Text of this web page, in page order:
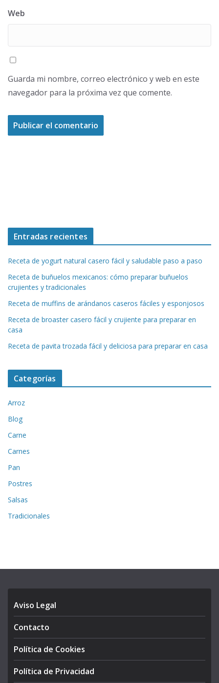
Web
Guarda mi nombre, correo electrónico y web en este
navegador para la próxima vez que comente.
Entradas recientes
Receta de yogurt natural casero fácil y saludable paso a paso
Receta de buñuelos mexicanos: cómo preparar buñuelos
crujientes y tradicionales
Receta de muffins de arándanos caseros fáciles y esponjosos
Receta de broaster casero fácil y crujiente para preparar en
casa
Receta de pavita trozada fácil y deliciosa para preparar en casa
Categorías
Arroz
Blog
Carne
Carnes
Pan
Postres
Salsas
Tradicionales
Aviso Legal
Contacto
Política de Cookies
Política de Privacidad